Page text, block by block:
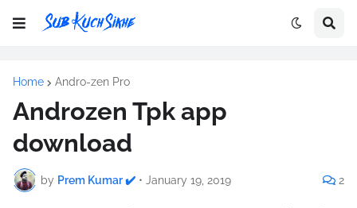
Home Andro-zen Pro
Androzen Tpk app
download
by Prem Kumar ✔️ • January 19, 2019 2